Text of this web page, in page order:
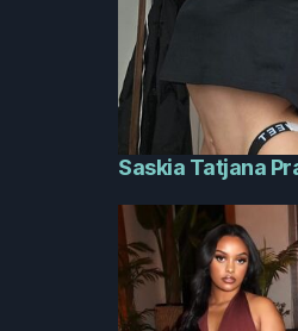
Saskia Tatjana